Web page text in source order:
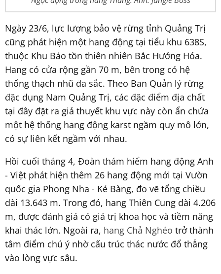
Ngày 23/6, lực lượng bảo vệ rừng tỉnh Quảng Trị
cũng phát hiện một hang động tại tiểu khu 638S,
thuộc Khu Bảo tồn thiên nhiên Bắc Hướng Hóa.
Hang có cửa rộng gần 70 m, bên trong có hệ
thống thạch nhũ đa sắc. Theo Ban Quản lý rừng
đặc dụng Nam Quảng Trị, các đặc điểm địa chất
tại đây đặt ra giả thuyết khu vực này còn ẩn chứa
một hệ thống hang động karst ngầm quy mô lớn,
có sự liên kết ngầm với nhau.
Hồi cuối tháng 4, Đoàn thám hiểm hang động Anh
- Việt phát hiện thêm 26 hang động mới tại Vườn
quốc gia Phong Nha - Kẻ Bàng, đo vẽ tổng chiều
dài 13.643 m. Trong đó, hang Thiên Cung dài 4.206
m, được đánh giá có giá trị khoa học và tiềm năng
khai thác lớn. Ngoài ra, hang Chả Nghéo trở thành
tâm điểm chú ý nhờ cấu trúc thác nước đổ thẳng
vào lòng vực sâu.